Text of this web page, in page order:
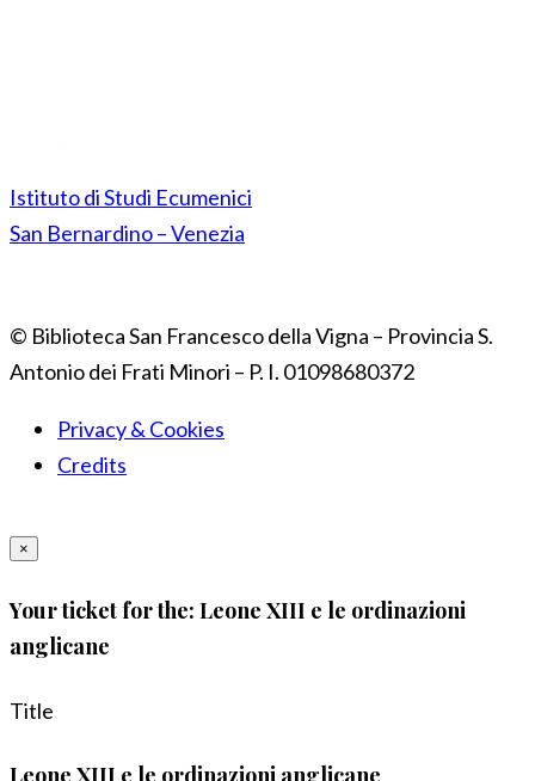
Istituto di Studi Ecumenici
San Bernardino – Venezia
© Biblioteca San Francesco della Vigna – Provincia S.
Antonio dei Frati Minori – P. I. 01098680372
Privacy & Cookies
Credits
×
Your ticket for the: Leone XIII e le ordinazioni
anglicane
Title
Leone XIII e le ordinazioni anglicane